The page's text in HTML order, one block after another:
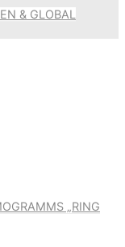
& GLOBAL
„RING